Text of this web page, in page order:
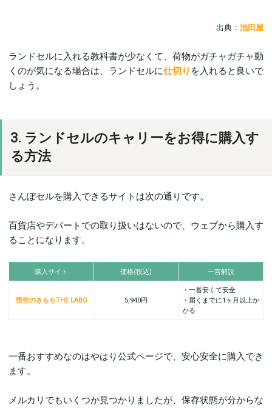
出典： 池田屋
ランドセルに入れる教科書が少なくて、荷物がガチャガチャ動
くのが気になる場合は、ランドセルに仕切り を入れると良いで
しょう。
3. ランドセルのキャリーをお得に購入す
る方法
さんぽセルを購入できるサイトは次の通りです。
百貨店やデパートでの取り扱いはないので、ウェブから購入す
ることになります。
購入サイト 価格(税込) 一言解説
悟空のきもちTHE LABO 5,940円
・一番安くて安全
・届くまでに1ヶ月以上か
かる
一番おすすめなのはやはり公式ページで、安心安全に購入でき
ます。
メルカリでもいくつか見つかりましたが、保存状態が分からな